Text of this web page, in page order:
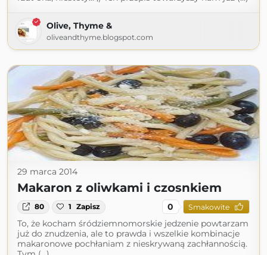
Olive, Thyme &
oliveandthyme.blogspot.com
29 marca 2014
Makaron z oliwkami i czosnkiem
80 1 Zapisz 0 Smakowite
To, że kocham śródziemnomorskie jedzenie powtarzam
już do znudzenia, ale to prawda i wszelkie kombinacje
makaronowe pochłaniam z nieskrywaną zachłannością.